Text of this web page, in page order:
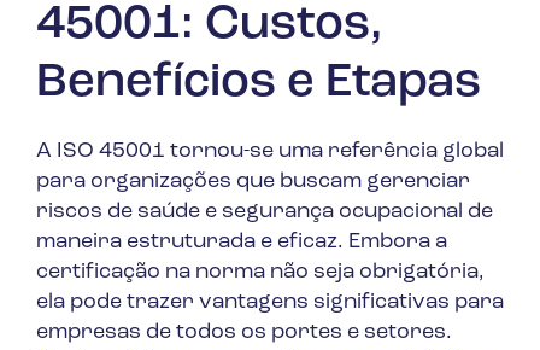
45001: Custos,
Benefícios e Etapas
A ISO 45001 tornou-se uma referência global
para organizações que buscam gerenciar
riscos de saúde e segurança ocupacional de
maneira estruturada e eficaz. Embora a
certificação na norma não seja obrigatória,
ela pode trazer vantagens significativas para
empresas de todos os portes e setores.